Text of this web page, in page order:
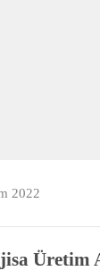
2022
Üretim